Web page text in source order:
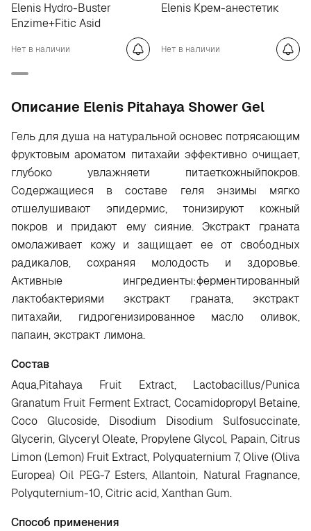
Elenis Hydro-Buster
Enzime+Fitic Asid
Нет в наличии
Elenis Крем-анестетик
Нет в наличии
Oписание Elenis Pitahaya Shower Gel
Гель для душа на натуральной основес потрясающим
фруктовым ароматом питахайи эффективно очищает,
глубоко увлажняети питаеткожныйпокров.
Содержащиеся в составе геля энзимы мягко
отшелушивают эпидермис, тонизируют кожный
покров и придают ему сияние. Экстракт граната
омолаживает кожу и защищает ее от свободных
радикалов, сохраняя молодость и здоровье.
Активные ингредиенты:ферментированный
лактобактериями экстракт граната, экстракт
питахайи, гидрогенизированное масло оливок,
папаин, экстракт лимона.
Состав
Aqua,Pitahaya Fruit Extract, Lactobacillus/Punica
Granatum Fruit Ferment Extract, Cocamidopropyl Betaine,
Coco Glucoside, Disodium Disodium Sulfosuccinate,
Glycerin, Glyceryl Oleate, Propylene Glycol, Papain, Citrus
Limon (Lemon) Fruit Extract, Polyquaternium 7, Olive (Oliva
Europea) Oil PEG-7 Esters, Allantoin, Natural Fragnance,
Polyquternium-10, Citric acid, Xanthan Gum.
Способ применения